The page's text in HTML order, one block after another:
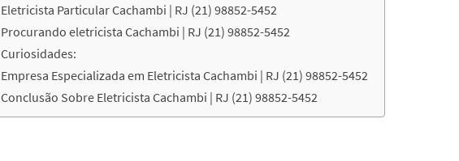
Eletricista Particular Cachambi | RJ (21) 98852-5452
Procurando eletricista Cachambi | RJ (21) 98852-5452
Curiosidades:
Empresa Especializada em Eletricista Cachambi | RJ (21) 98852-5452
Conclusão Sobre Eletricista Cachambi | RJ (21) 98852-5452